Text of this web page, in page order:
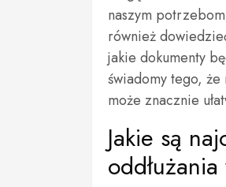
naszym
również
jakie dokumenty
świadomy tego,
może znacznie
Jakie są